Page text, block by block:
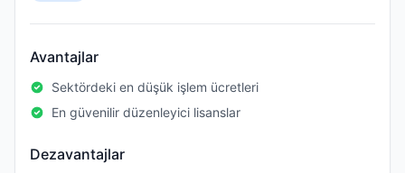
Avantajlar
Sektördeki en düşük işlem ücretleri
En güvenilir düzenleyici lisanslar
Dezavantajlar